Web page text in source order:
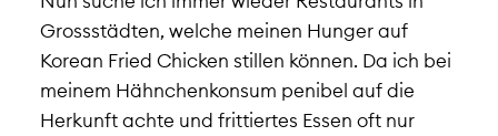
Grossstädten, welche meinen Hunger auf
Korean Fried Chicken stillen können. Da ich bei
meinem Hähnchenkonsum penibel auf die
Herkunft achte und frittiertes Essen oft nur